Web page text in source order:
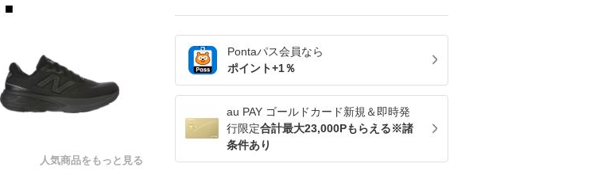
Pontaパス会員なら
ポイント+1％
au PAY ゴールドカード新規＆即時発
行限定合計最大23,000Pもらえる※諸
条件あり
■
人気商品をもっと見る